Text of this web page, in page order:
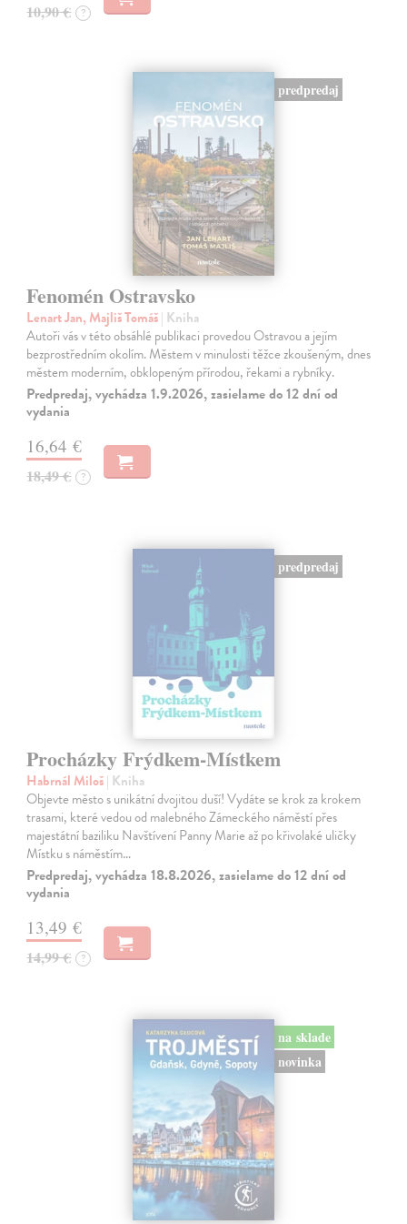
10,90 € ?
predpredaj
Fenomén Ostravsko
Lenart Jan, Majliš Tomáš| Kniha
Autoři vás v této obsáhlé publikaci provedou Ostravou a jejím
bezprostředním okolím. Městem v minulosti těžce zkoušeným, dnes
městem moderním, obklopeným přírodou, řekami a rybníky.
Predpredaj, vychádza 1.9.2026, zasielame do 12 dní od
vydania
16,64 €
18,49 € ?
predpredaj
Procházky Frýdkem-Místkem
Habrnál Miloš| Kniha
Objevte město s unikátní dvojitou duší! Vydáte se krok za krokem
trasami, které vedou od malebného Zámeckého náměstí přes
majestátní baziliku Navštívení Panny Marie až po křivolaké uličky
Místku s náměstím…
Predpredaj, vychádza 18.8.2026, zasielame do 12 dní od
vydania
13,49 €
14,99 € ?
na sklade
novinka